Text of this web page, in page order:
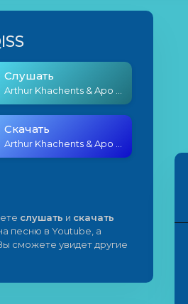
Слушать
Скачать
слушать и скачать
песню в Youtube, а
сможете увидет другие